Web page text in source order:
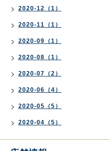
2020-12（1）
2020-11（1）
2020-09（1）
2020-08（1）
2020-07（2）
2020-06（4）
2020-05（5）
2020-04（5）